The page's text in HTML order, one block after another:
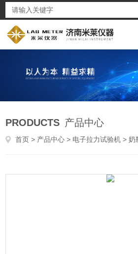
PRODUCTS 产品中心
首页 > 产品中心 > 电子拉力试验机 >奶